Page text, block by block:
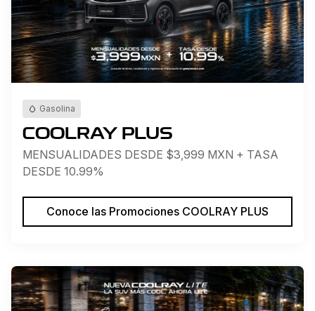
Gasolina
COOLRAY PLUS
MENSUALIDADES DESDE $3,999 MXN + TASA
DESDE 10.99%
Conoce las Promociones COOLRAY PLUS